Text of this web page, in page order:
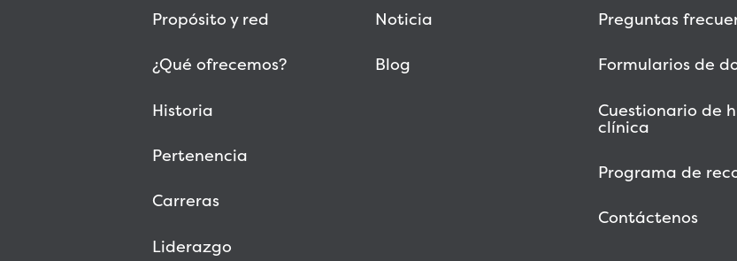
Propósito y red
¿Qué ofrecemos?
Historia
Pertenencia
Carreras
Liderazgo
Noticia
Blog
Preguntas
Formularios de
Cuestionario de
clínica
Programa de
Contáctenos